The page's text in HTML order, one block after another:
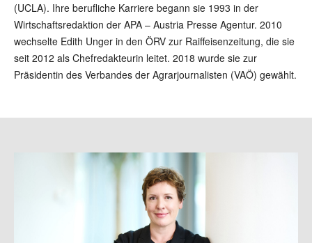
(UCLA). Ihre berufliche Karriere begann sie 1993 in der
Wirtschaftsredaktion der APA – Austria Presse Agentur. 2010
wechselte Edith Unger in den ÖRV zur Raiffeisenzeitung, die sie
seit 2012 als Chefredakteurin leitet. 2018 wurde sie zur
Präsidentin des Verbandes der Agrarjournalisten (VAÖ) gewählt.